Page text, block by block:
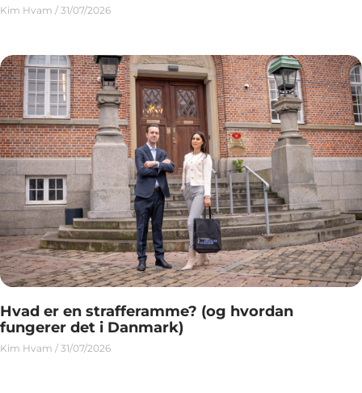
Kim Hvam 31/07/2026
Hvad er en strafferamme? (og hvordan
fungerer det i Danmark)
Kim Hvam 31/07/2026